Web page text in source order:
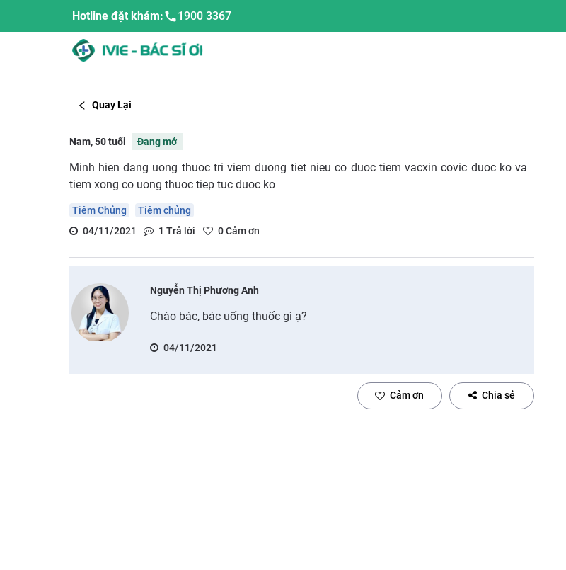
Hotline đặt khám: 1900 3367
Quay Lại
Nam, 50 tuổi Đang mở
Minh hien dang uong thuoc tri viem duong tiet nieu co duoc tiem vacxin covic duoc ko va
tiem xong co uong thuoc tiep tuc duoc ko
Tiêm Chủng
Tiêm chủng
04/11/2021
1 Trả lời 0Cảm ơn
Nguyễn Thị Phương Anh
Chào bác, bác uống thuốc gì ạ?
04/11/2021
Cảm ơn Chia sẻ